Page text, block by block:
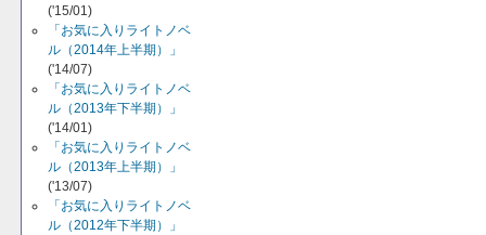
('15/01)
「お気に入りライトノベ
ル（2014年上半期）」
('14/07)
「お気に入りライトノベ
ル（2013年下半期）」
('14/01)
「お気に入りライトノベ
ル（2013年上半期）」
('13/07)
「お気に入りライトノベ
ル（2012年下半期）」